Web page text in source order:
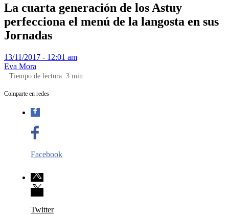
La cuarta generación de los Astuy
perfecciona el menú de la langosta en sus
Jornadas
13/11/2017 - 12:01 am
Eva Mora
Tiempo de lectura: 3 min
Comparte en redes
Facebook
Twitter